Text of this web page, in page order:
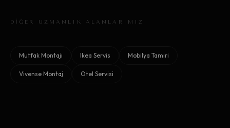
DİĞER UZMANLIK ALANLARIMIZ
Mutfak Montajı Ikea Servis Mobilya Tamiri
Vivense Montaj Otel Servisi